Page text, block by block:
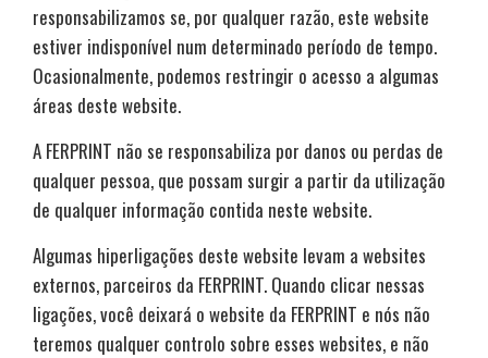
responsabilizamos se, por qualquer razão, este website
estiver indisponível num determinado período de tempo.
Ocasionalmente, podemos restringir o acesso a algumas
áreas deste website.
A FERPRINT não se responsabiliza por danos ou perdas de
qualquer pessoa, que possam surgir a partir da utilização
de qualquer informação contida neste website.
Algumas hiperligações deste website levam a websites
externos, parceiros da FERPRINT. Quando clicar nessas
ligações, você deixará o website da FERPRINT e nós não
teremos qualquer controlo sobre esses websites, e não